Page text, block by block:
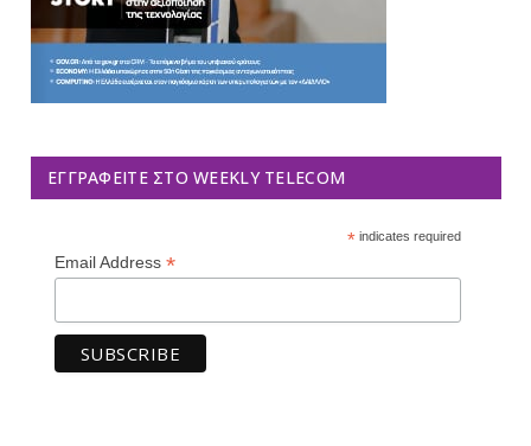
ΕΓΓΡΑΦΕΊΤΕ ΣΤΟ WEEKLY TELECOM
*indicates required
Email Address *